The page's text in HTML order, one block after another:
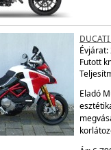
Évjárat:
Futott
Eladó